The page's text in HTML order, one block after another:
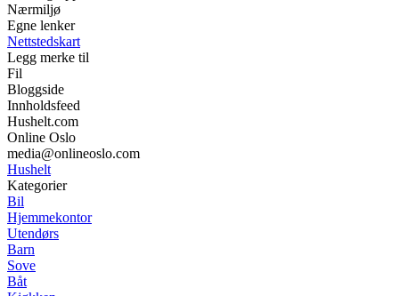
Nærmiljø
Egne lenker
Nettstedskart
Legg merke til
Fil
Bloggside
Innholdsfeed
Hushelt.com
Online Oslo
media@onlineoslo.com
Hushelt
Kategorier
Bil
Hjemmekontor
Utendørs
Barn
Sove
Båt